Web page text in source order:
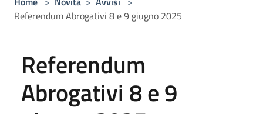
Referendum Abrogativi 8 e 9 giugno 2025
Referendum
Abrogativi 8 e 9